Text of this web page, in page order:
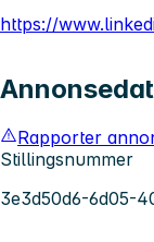
https://
Rapporter
Stillingsnummer
3e3d50d6-6d05-